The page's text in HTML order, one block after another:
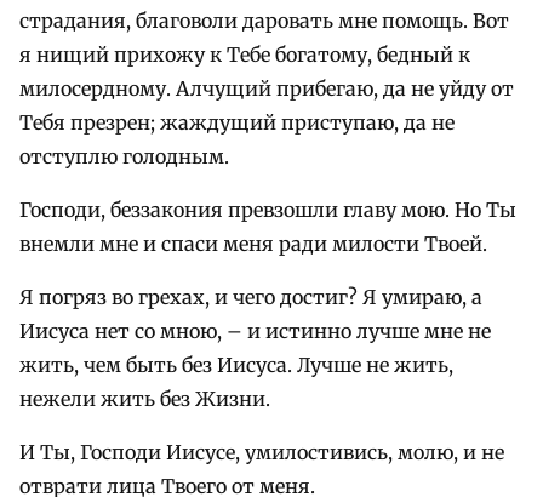
страдания, благоволи даровать мне помощь. Вот
я нищий прихожу к Тебе богатому, бедный к
милосердному. Алчущий прибегаю, да не уйду от
Тебя презрен; жаждущий приступаю, да не
отступлю голодным.
Господи, беззакония превзошли главу мою. Но Ты
внемли мне и спаси меня ради милости Твоей.
Я погряз во грехах, и чего достиг? Я умираю, а
Иисуса нет со мною, – и истинно лучше мне не
жить, чем быть без Иисуса. Лучше не жить,
нежели жить без Жизни.
И Ты, Господи Иисусе, умилостивись, молю, и не
отврати лица Твоего от меня.